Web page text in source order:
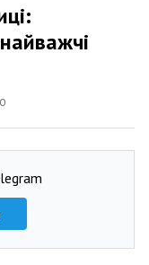
0